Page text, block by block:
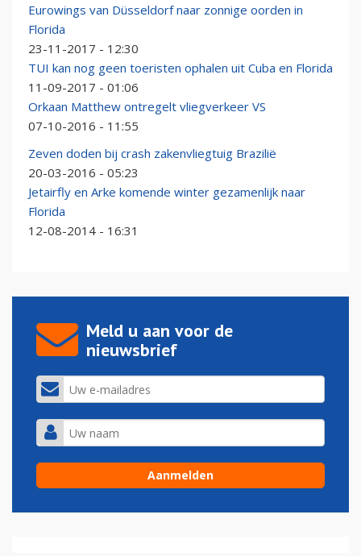
Eurowings van Düsseldorf naar zonnige oorden in
Florida
23-11-2017 - 12:30
TUI kan nog geen toeristen ophalen uit Cuba en Florida
11-09-2017 - 01:06
Orkaan Matthew ontregelt vliegverkeer VS
07-10-2016 - 11:55
Zeven doden bij crash zakenvliegtuig Brazilië
20-03-2016 - 05:23
Jetairfly en Arke komende winter gezamenlijk naar
Florida
12-08-2014 - 16:31
Meld u aan voor de
nieuwsbrief